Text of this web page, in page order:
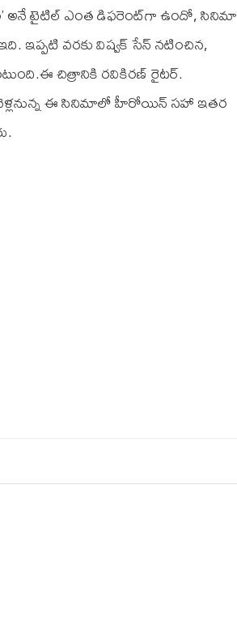
అనే టైటిల్ ఎంత డిఫ‌రెంట్‌గా ఉందో, సినిమా
ఇప్ప‌టి వ‌ర‌కు విష్వ‌క్ సేన్ న‌టించిన,
చిత్రానికి ర‌వికిర‌ణ్ రైట‌ర్‌.
వెళ్ల‌నున్న ఈ సినిమాలో హీరోయిన్ స‌హా ఇత‌ర